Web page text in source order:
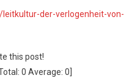
der-verlogenheit-von-
this post!
0 Average: 0